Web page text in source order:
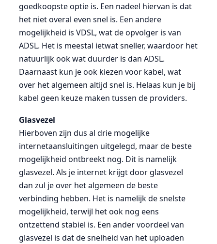
goedkoopste optie is. Een nadeel hiervan is dat
het niet overal even snel is. Een andere
mogelijkheid is VDSL, wat de opvolger is van
ADSL. Het is meestal ietwat sneller, waardoor het
natuurlijk ook wat duurder is dan ADSL.
Daarnaast kun je ook kiezen voor kabel, wat
over het algemeen altijd snel is. Helaas kun je bij
kabel geen keuze maken tussen de providers.
Glasvezel
Hierboven zijn dus al drie mogelijke
internetaansluitingen uitgelegd, maar de beste
mogelijkheid ontbreekt nog. Dit is namelijk
glasvezel. Als je internet krijgt door glasvezel
dan zul je over het algemeen de beste
verbinding hebben. Het is namelijk de snelste
mogelijkheid, terwijl het ook nog eens
ontzettend stabiel is. Een ander voordeel van
glasvezel is dat de snelheid van het uploaden